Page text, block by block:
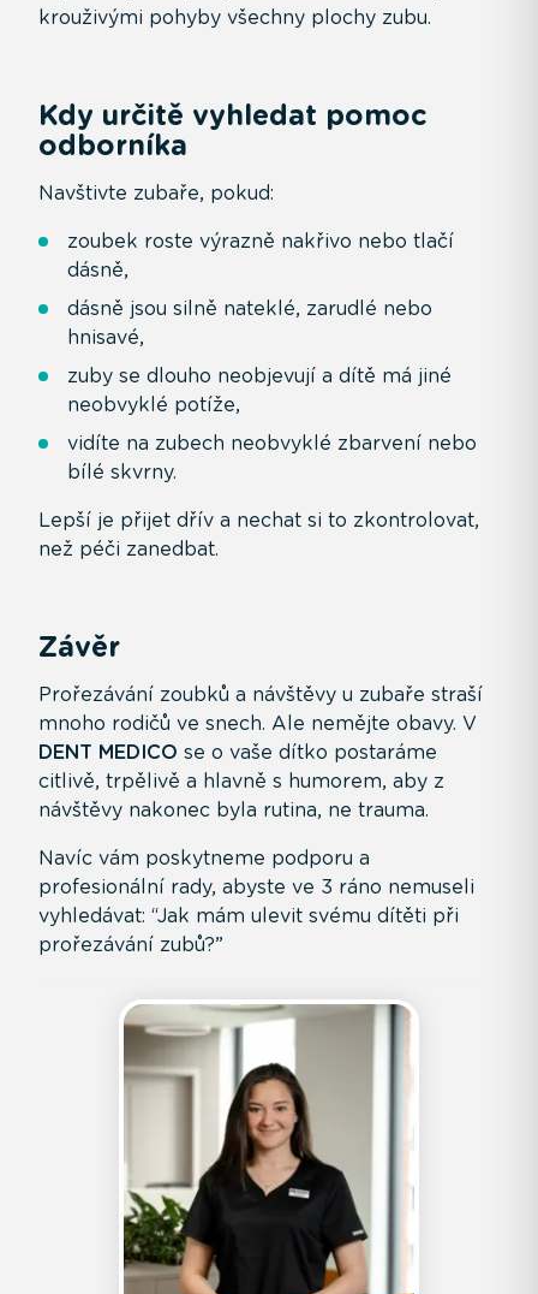
krouživými pohyby všechny plochy zubu.
Kdy určitě vyhledat pomoc
odborníka
Navštivte zubaře, pokud:
zoubek roste výrazně nakřivo nebo tlačí
dásně,
dásně jsou silně nateklé, zarudlé nebo
hnisavé,
zuby se dlouho neobjevují a dítě má jiné
neobvyklé potíže,
vidíte na zubech neobvyklé zbarvení nebo
bílé skvrny.
Lepší je přijet dřív a nechat si to zkontrolovat,
než péči zanedbat.
Závěr
Prořezávání zoubků a návštěvy u zubaře straší
mnoho rodičů ve snech. Ale nemějte obavy. V
DENT MEDICO se o vaše dítko postaráme
citlivě, trpělivě a hlavně s humorem, aby z
návštěvy nakonec byla rutina, ne trauma.
Navíc vám poskytneme podporu a
profesionální rady, abyste ve 3 ráno nemuseli
vyhledávat: “Jak mám ulevit svému dítěti při
prořezávání zubů?”